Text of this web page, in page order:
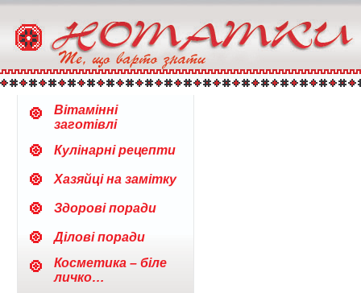
Вітамінні
заготівлі
Кулінарні рецепти
Хазяйці на замітку
Здорові поради
Ділові поради
Косметика – біле
личко…